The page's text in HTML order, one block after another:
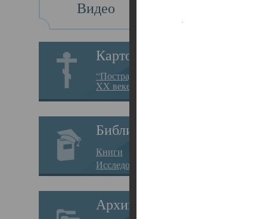
Видео
Картотека
“Пострадавшие за веру в
XX веке на Севере”
Библиотека
Книги
Исследования
Архив